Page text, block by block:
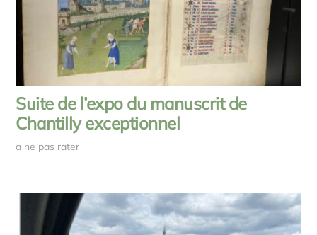
Suite de l’expo du manuscrit de
Chantilly exceptionnel
a ne pas rater